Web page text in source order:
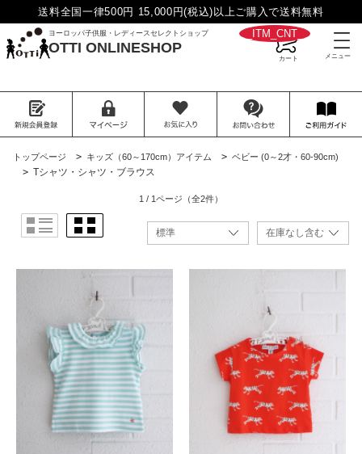
送料全国一律500円 15,000円(税込)以上ご購入で送料無料
ヨーロッパ子供服・レディースセレクトショップ
OTTI ONLINESHOP
__ITM_CNT__
トップページ > キッズ（60～170cm）アイテム > ベビー (0～2才・60-90cm)
> Tシャツ・シャツ・ブラウス
1 / 1ページ （全2件）